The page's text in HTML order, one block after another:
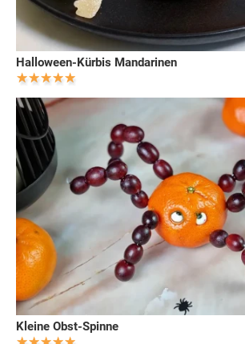
Halloween-Kürbis Mandarinen
Kleine Obst-Spinne